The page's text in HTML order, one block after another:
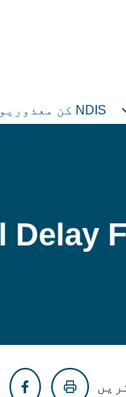
NDIS کن معذوریوں کے لیے ہے
Delay